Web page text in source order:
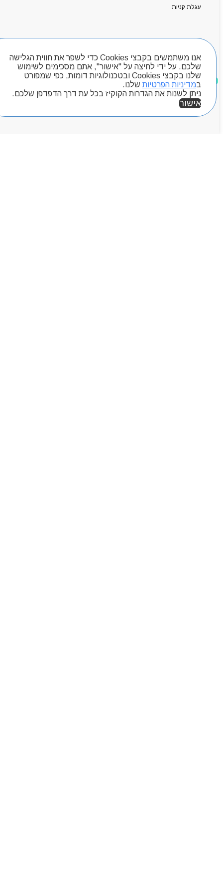
אנו משתמשים בקבצי Cookies כדי לשפר את חווית הגלישה
שלכם. על ידי לחיצה על "אישור", אתם מסכימים לשימוש
שלנו בקבצי Cookies ובטכנולוגיות דומות, כפי שמפורט
במדיניות הפרטיות שלנו.
ניתן לשנות את הגדרות הקוקיז בכל עת דרך הדפדפן שלכם.
אישור
עגלת קניות
חיפוש מוצרים
מוצרים שאהבתי
ראשי
Byou